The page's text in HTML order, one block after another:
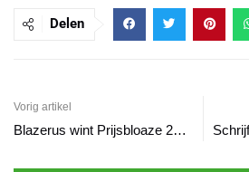
Delen
Vorig artikel
Blazerus wint Prijsbloaze 2024